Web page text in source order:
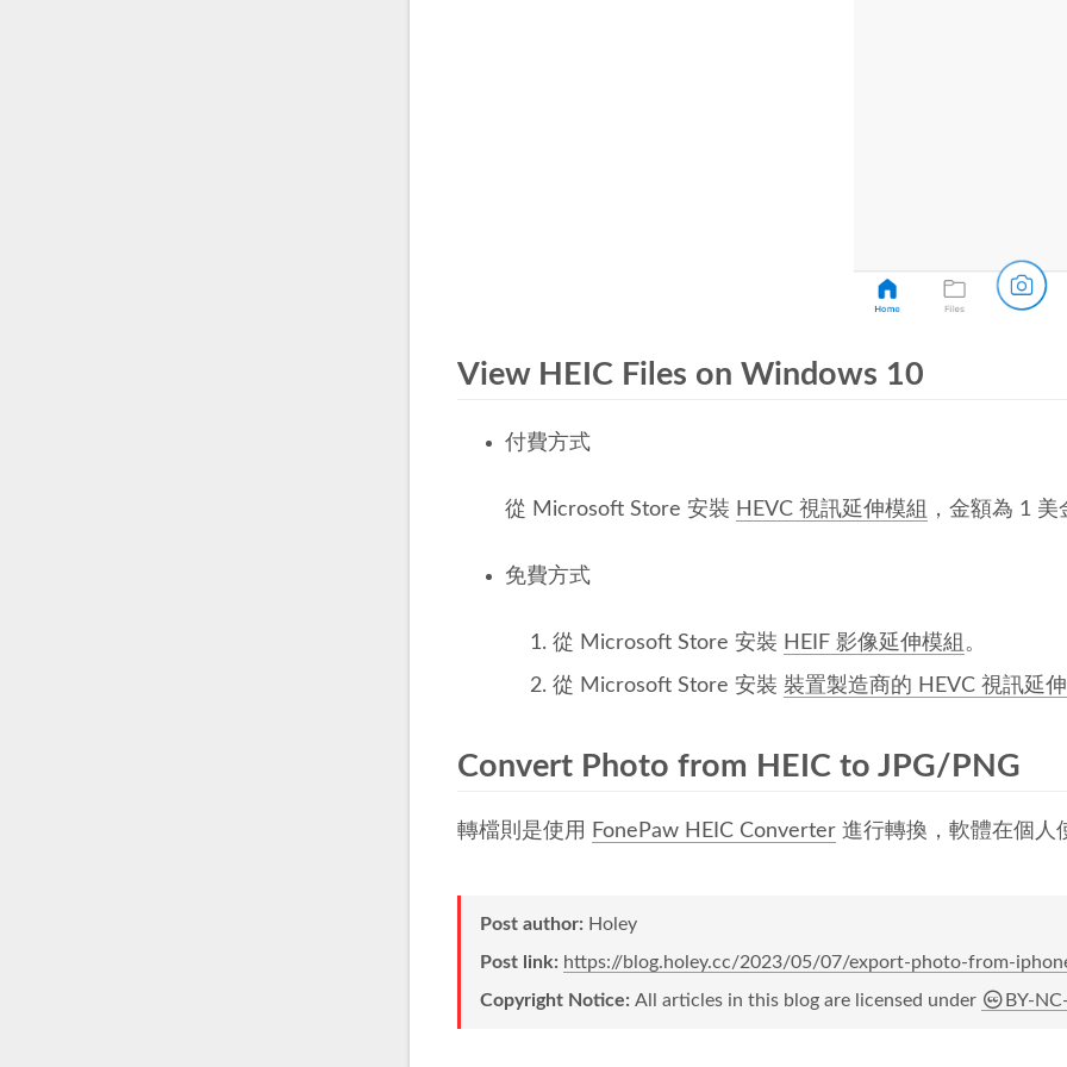
View HEIC Files on Windows 10
付費方式
從 Microsoft Store 安裝 HEVC 視訊延伸模組 ，金額為 1 美
免費方式
從 Microsoft Store 安裝 HEIF 影像延伸模組 。
從 Microsoft Store 安裝 裝置製造商的 HEVC 視訊延
Convert Photo from HEIC to JPG/PNG
轉檔則是使用 FonePaw HEIC Converter 進行轉換，軟體在個人
Post author: Holey
Post link: https://blog.holey.cc/2023/05/07/export-photo-from-
Copyright Notice: All articles in this blog are licensed under BY-